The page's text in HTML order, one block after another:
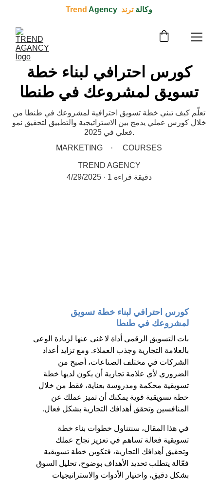
وكالة ترند  Trend Agency
كورس احترافي لبناء خطة
تسويق لمشروعك في طنطا
تعلّم كيف تبني خطة تسويق احترافية لمشروعك في طنطا من
خلال كورس عملي يدمج بين الاستراتيجية والتطبيق لتحقيق نمو
فعلي في 2025.
MARKETING
COURSES
TREND AGENCY
4/29/2025
1 دقيقة قراءة
كورس احترافي لبناء خطة تسويق
لمشروعك في طنطا
بات التسويق الرقمي أداة لا غنى عنها لزيادة الوعي
بالعلامة التجارية وجذب العملاء. ومع تزايد أعداد
الشركات في مختلف الصناعات، أصبح من
الضروري لأي علامة تجارية أن يكون لديها خطة
تسويقية محكمة ومدروسة بعناية، فقط من خلال
خطة تسويقية قوية يمكنك أن تميز عملك عن
المنافسين وتحقق أهدافك التجارية بشكل فعال.
في هذا المقال، سنتناول خطوات بناء خطة
تسويقية فعالة تساهم في تعزيز نجاح عملك
وتحقيق أهدافك التجارية، فتكوين خطة تسويقية
فعّالة يتطلب تحديد الأهداف بوضوح، تحليل السوق
بشكل دقيق، واختيار الأدوات والاستراتيجيات